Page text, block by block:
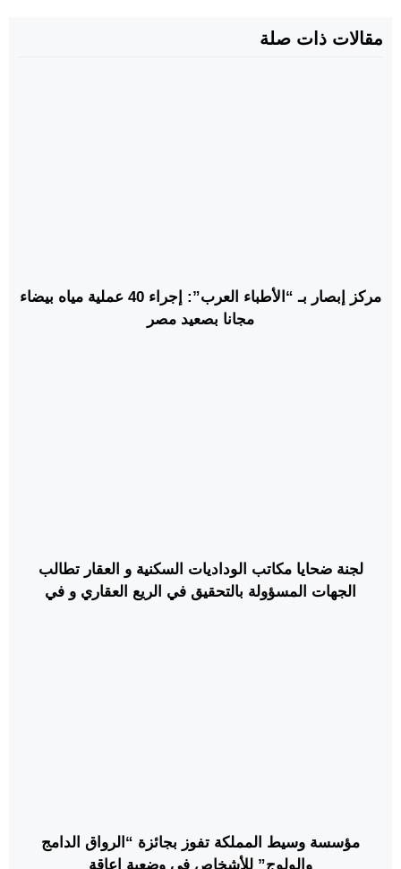
مقالات ذات صلة
مركز إبصار بـ “الأطباء العرب”: إجراء 40 عملية مياه بيضاء
مجانا بصعيد مصر
لجنة ضحايا مكاتب الوداديات السكنية و العقار تطالب
الجهات المسؤولة بالتحقيق في الريع العقاري و في
مؤسسة وسيط المملكة تفوز بجائزة “الرواق الدامج
والولوج” للأشخاص في وضعية إعاقة